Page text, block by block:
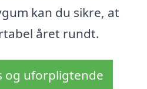
kan du sikre, at
året rundt.
og uforpligtende